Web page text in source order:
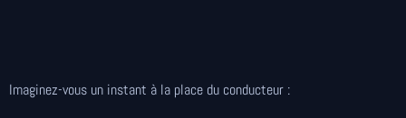
Imaginez-vous un instant à la place du conducteur :